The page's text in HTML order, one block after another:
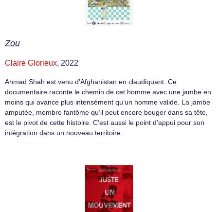
Zou
Claire Glorieux, 2022
Ahmad Shah est venu d’Afghanistan en claudiquant. Ce
documentaire raconte le chemin de cet homme avec une jambe en
moins qui avance plus intensément qu’un homme valide. La jambe
amputée, membre fantôme qu’il peut encore bouger dans sa tête,
est le pivot de cette histoire. C’est aussi le point d’appui pour son
intégration dans un nouveau territoire.